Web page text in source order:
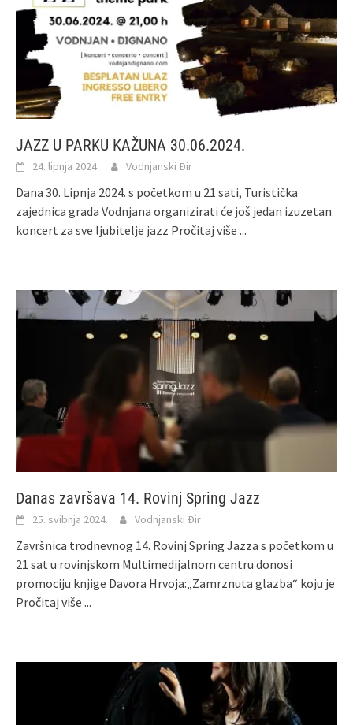
JAZZ U PARKU KAŽUNA 30.06.2024.
24. lipnja 2024. Vodnjanski Đir
Dana 30. Lipnja 2024. s početkom u 21 sati, Turistička
zajednica grada Vodnjana organizirati će još jedan izuzetan
koncert za sve ljubitelje jazz Pročitaj više ...
Danas završava 14. Rovinj Spring Jazz
25. svibnja 2024. Vodnjanski Đir
Završnica trodnevnog 14. Rovinj Spring Jazza s početkom u
21 sat u rovinjskom Multimedijalnom centru donosi
promociju knjige Davora Hrvoja:„Zamrznuta glazba“ koju je
Pročitaj više ...